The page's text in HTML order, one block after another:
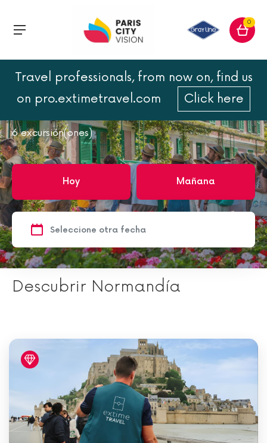
0
Travel professionals, from now on, find us
on pro.extimetravel.com
Click here
Francia Normandía
6 excursión(ones)
Hoy Mañana
Descubrir Normandía